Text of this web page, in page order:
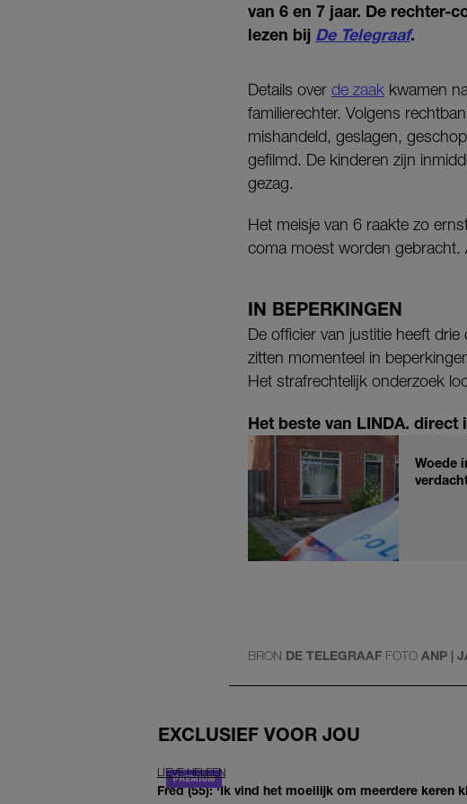
van 6 en 7 jaar. De rechter-
lezen bij De Telegraaf.
Details over de zaak kwamen
familierechter. Volgens
mishandeld, geslagen,
gefilmd. De kinderen zijn
gezag.
Het meisje van 6 raakte zo
coma moest worden
IN BEPERKINGEN
De officier van justitie heeft
zitten momenteel in
Het strafrechtelijk onderzoek
Het beste van LINDA. direct
Woede
BRON DE TELEGRAAF FOTO ANP |
EXCLUSIEF VOOR JOU
LIEVE HELEEN
Fred (55): 'Ik vind het moeilijk om meerdere keren